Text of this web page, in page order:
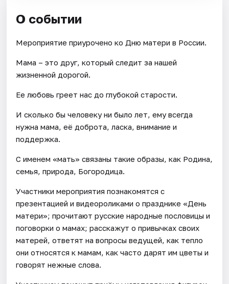
О событии
Мероприятие приурочено ко Дню матери в России.
Мама – это друг, который следит за нашей
жизненной дорогой.
Ее любовь греет нас до глубокой старости.
И сколько бы человеку ни было лет, ему всегда
нужна мама, её доброта, ласка, внимание и
поддержка.
С именем «мать» связаны такие образы, как Родина,
семья, природа, Богородица.
Участники мероприятия познакомятся с
презентацией и видеороликами о празднике «День
матери»; прочитают русские народные пословицы и
поговорки о мамах; расскажут о привычках своих
матерей, ответят на вопросы ведущей, как тепло
они относятся к мамам, как часто дарят им цветы и
говорят нежные слова.